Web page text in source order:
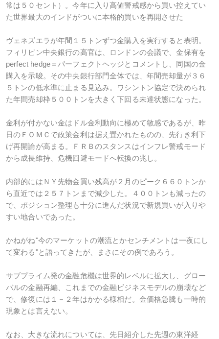
常は５０セント）。今年に入り高値警戒感から買い控えてい
た世界最大のインドがついに本格的買いを再開させた
ヴェネズエラが年間１５トンずつ金購入を実行すると表明。
フィリピン中央銀行の高官は、ロンドンの会議で、金保有を
perfect hedge＝パーフェクトヘッジとコメントし、同国の金
購入を示唆。その中央銀行部門全体では、年間売却量が３６
５トンの低水準に止まる見込み。ワシントン協定で決められ
た年間売却枠５００トンを大きく下回る未達状態になった。
金利が付かない金はドル金利動向に極めて敏感であるが、昨
日のＦＯＭＣで政策金利は据え置かれたものの、先行き利下
げ再開論が高まる。ＦＲＢのスタンスはインフレ警戒モード
から成長維持、危機回避モードへ転換の兆し。
内部的にはＮＹ先物金買い残高が２月のピーク６６０トンか
ら直近では２５７トンまで減少した。４００トンも減ったの
で、ポジション整理も十分に進んだ状況で新規買いが入りや
すい地合いであった。
かねがね"今のマーケットの潮流とかセンチメントは一夜にし
て変わる"と語ってきたが、まさにその例であろう。
サブプライム発の金融危機は世界的レベルに拡大し、グロー
バルの金融再編、これまでの金融ビジネスモデルの崩壊など
で、修復には１－２年はかかる様相だ。金価格急騰も一時的
現象とは言えない。
なお、大きな流れについては、先日紹介した先週の東洋経